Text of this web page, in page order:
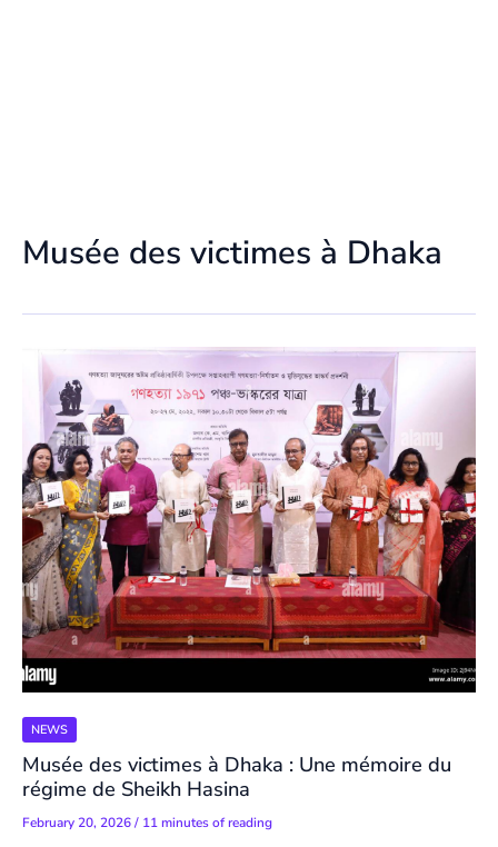
Musée des victimes à Dhaka
NEWS
Musée des victimes à Dhaka : Une mémoire du
régime de Sheikh Hasina
February 20, 2026/ 11 minutes of reading